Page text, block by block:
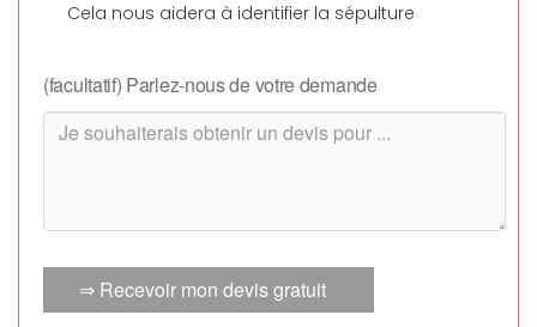
Cela nous aidera à identifier la sépulture
(facultatif) Parlez-nous de votre demande
⇒ Recevoir mon devis gratuit